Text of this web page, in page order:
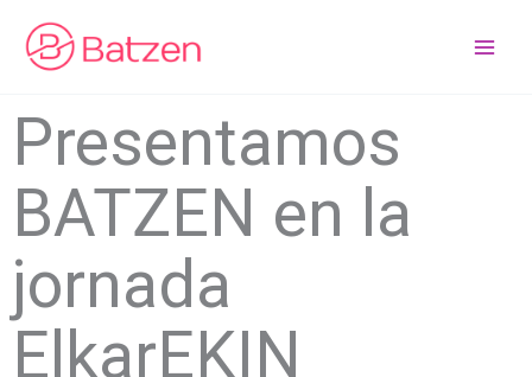
contenido
Presentamos
BATZEN en la
jornada
ElkarEKIN